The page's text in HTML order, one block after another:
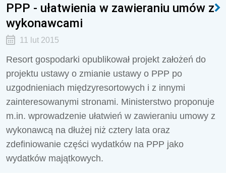
PPP - ułatwienia w zawieraniu umów z
wykonawcami
11 lut 2015
Resort gospodarki opublikował projekt założeń do
projektu ustawy o zmianie ustawy o PPP po
uzgodnieniach międzyresortowych i z innymi
zainteresowanymi stronami. Ministerstwo proponuje
m.in. wprowadzenie ułatwień w zawieraniu umowy z
wykonawcą na dłużej niż cztery lata oraz
zdefiniowanie części wydatków na PPP jako
wydatków majątkowych.